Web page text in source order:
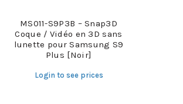
MS011-S9P3B – Snap3D
Coque / Vidéo en 3D sans
lunette pour Samsung S9
Plus [Noir]
Login to see prices